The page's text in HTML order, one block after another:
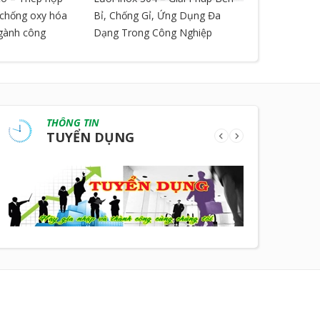
oxy hóa
công
Bỉ, Chống Gỉ, Ứng Dụng Đa
Dạng Trong Công Nghiệp
THÔNG TIN
TUYỂN DỤNG